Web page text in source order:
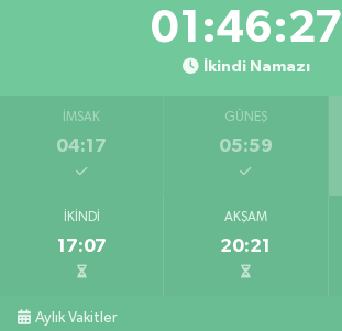
01:46:26
İkindi Namazı
İMSAK
04:17
GÜNEŞ
05:59
İKINDI
17:07
AKŞAM
20:21
Aylık Vakitler